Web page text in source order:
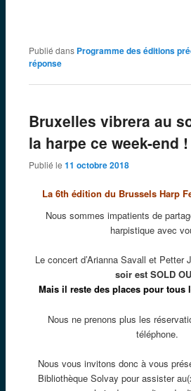
Publié dans Programme des éditions
réponse
Bruxelles vibrera au
la harpe ce week-end !
Publié le 11 octobre 2018
La 6th édition du Brussels Harp
Nous sommes impatients de
harpistique avec
Le concert d’Arianna Savall et Petter
soir est SOLD
Mais il reste des places pour tous
Nous ne prenons plus les
téléphone.
Nous vous invitons donc à vous
Bibliothèque Solvay pour assister